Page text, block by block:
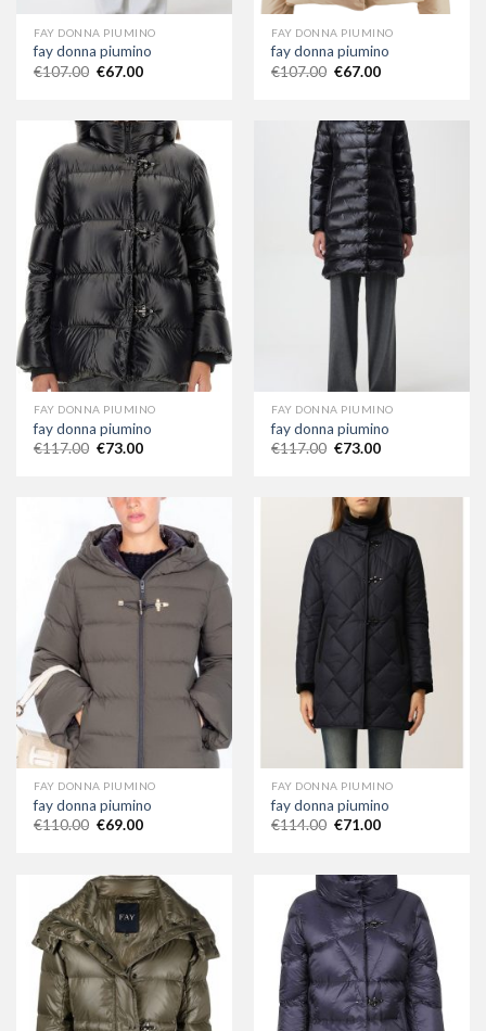
FAY DONNA PIUMINO
fay donna piumino
€107.00 €67.00
FAY DONNA PIUMINO
fay donna piumino
€107.00 €67.00
FAY DONNA PIUMINO
fay donna piumino
€117.00 €73.00
FAY DONNA PIUMINO
fay donna piumino
€117.00 €73.00
FAY DONNA PIUMINO
fay donna piumino
€110.00 €69.00
FAY DONNA PIUMINO
fay donna piumino
€114.00 €71.00